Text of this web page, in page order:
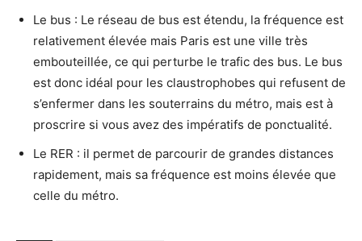
Le bus : Le réseau de bus est étendu, la fréquence est
relativement élevée mais Paris est une ville très
embouteillée, ce qui perturbe le trafic des bus. Le bus
est donc idéal pour les claustrophobes qui refusent de
s’enfermer dans les souterrains du métro, mais est à
proscrire si vous avez des impératifs de ponctualité.
Le RER : il permet de parcourir de grandes distances
rapidement, mais sa fréquence est moins élevée que
celle du métro.